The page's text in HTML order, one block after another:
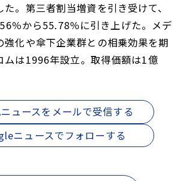
。第三者割当増資を引き受けて、
％から55.78％に引き上げた。メデ
強化や傘下企業群との相乗効果を期
ムは1996年設立。取得価額は1億
ュースをメールで受信する
ニュースでフォローする